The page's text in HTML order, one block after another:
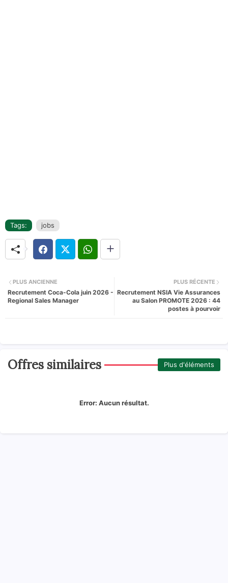
Tags: jobs
PLUS RÉCENTE
Recrutement NSIA Vie Assurances
au Salon PROMOTE 2026 : 44
postes à pourvoir
PLUS ANCIENNE
Recrutement Coca-Cola juin 2026 -
Regional Sales Manager
Offres similaires Plus d'éléments
Error: Aucun résultat.